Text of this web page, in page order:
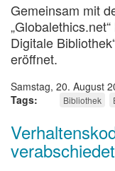
Gemeinsam mit
Digitale
eröffnet.
Samstag, 20. August
Tags
Bibliothek
verabschiedet